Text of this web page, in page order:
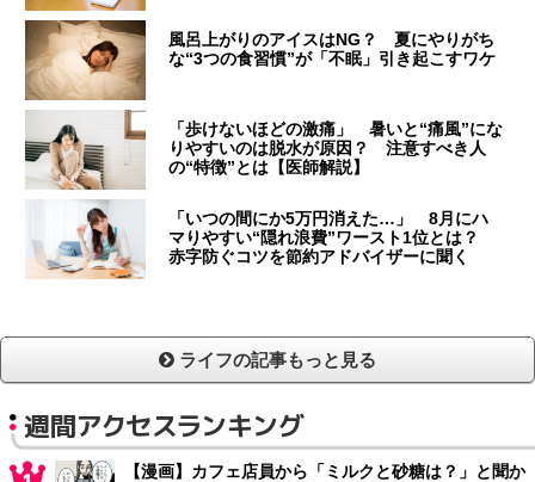
風呂上がりのアイスはNG？ 夏にやりがち
な“3つの食習慣”が「不眠」引き起こすワケ
「歩けないほどの激痛」 暑いと“痛風”にな
りやすいのは脱水が原因？ 注意すべき人
の“特徴”とは【医師解説】
「いつの間にか5万円消えた…」 8月にハ
マりやすい“隠れ浪費”ワースト1位とは？
赤字防ぐコツを節約アドバイザーに聞く
ライフの記事もっと見る
週間アクセスランキング
【漫画】カフェ店員から「ミルクと砂糖は？」と聞か